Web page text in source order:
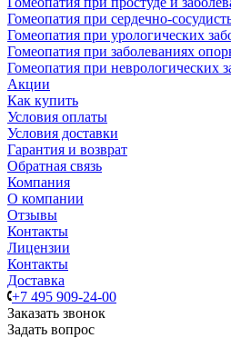
Гомеопатия при сердечно-
Гомеопатия при урологических
Гомеопатия при заболеваниях
Гомеопатия при неврологических
Акции
Как купить
Условия оплаты
Условия доставки
Гарантия и возврат
Обратная связь
Компания
О компании
Отзывы
Контакты
Лицензии
Контакты
Доставка
+7 495 909-24-00
Заказать звонок
Задать вопрос